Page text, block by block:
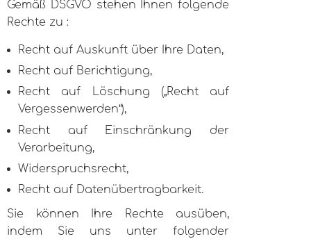
Gemäß DSGVO stehen Ihnen folgende
Rechte zu :
Recht auf Auskunft über Ihre Daten,
Recht auf Berichtigung,
Recht auf Löschung („Recht auf
Vergessenwerden“),
Recht auf Einschränkung der
Verarbeitung,
Widerspruchsrecht,
Recht auf Datenübertragbarkeit.
Sie können Ihre Rechte ausüben,
indem Sie uns unter folgender